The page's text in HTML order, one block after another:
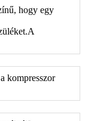
hogy egy
kompresszor